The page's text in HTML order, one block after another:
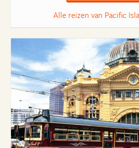
Alle reizen van Pacific